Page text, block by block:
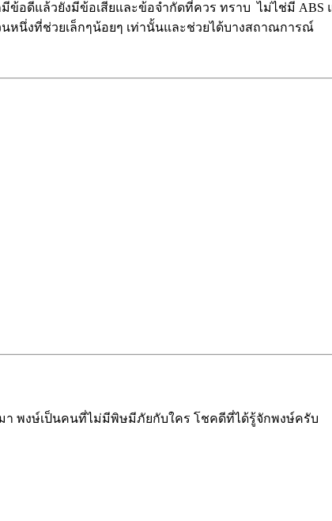
ข้อดีแล้วยังมีข้อเสียและข้อจำกัดที่ควร ทราบ ไม่ไช่มี ABS
หนึ่งที่ช่วยเล็กๆน้อยๆ เท่านั้นและช่วยได้บางสถาณการณ์
พงษ์เป็นคนที่ไม่มีพิษมีภัยกับใคร โชคดีที่ได้รู้จักพงษ์ครับ